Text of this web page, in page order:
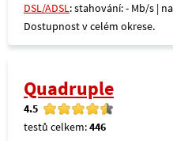
DSL/ADSL: stahování: - Mb/s |
Dostupnost v celém okrese.
Quadruple
4.5
testů celkem:446